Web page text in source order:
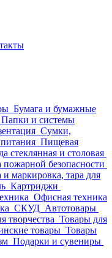
Бумага и бумажные
Папки и системы
Сумки,
Пищевая
стеклянная и столовая
пожарной безопасности
и маркировка, тара для
Картриджи
Офисная техника
СКУД Автотовары
творчества Товары для
товары Товары
Подарки и сувениры